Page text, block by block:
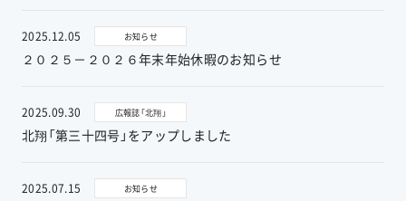
2025.12.05 お知らせ
２０２５－２０２６年末年始休暇のお知らせ
2025.09.30 広報誌「北翔」
北翔「第三十四号」をアップしました
2025.07.15 お知らせ
ブログ